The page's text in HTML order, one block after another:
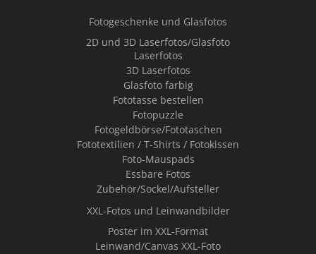
Fotogeschenke und Glasfotos
2D und 3D Laserfotos/Glasfoto
Laserfotos
3D Laserfotos
Glasfoto farbig
Fototasse bestellen
Fotopuzzle
Fotogeldbörse/Fototaschen
Fototextilien / T-Shirts / Fotokissen
Foto-Mauspads
Essbare Fotos
Zubehör/Sockel/Aufsteller
XXL-Fotos und Leinwandbilder
Poster im XXL-Format
Leinwand/Canvas XXL-Foto